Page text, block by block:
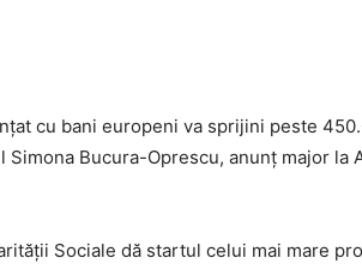
cu bani europeni va sprijini peste
Bucura-Oprescu, anunț major la
Sociale dă startul celui mai mare